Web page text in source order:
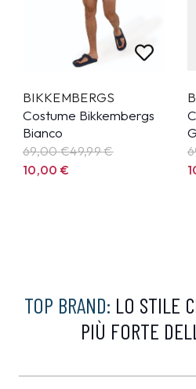
BIKKEMBERGS
Costume Bikkembergs
Bianco
69,00 €49,99€
10,00€
TOP BRAND: LO STILE
PIÙ FORTE